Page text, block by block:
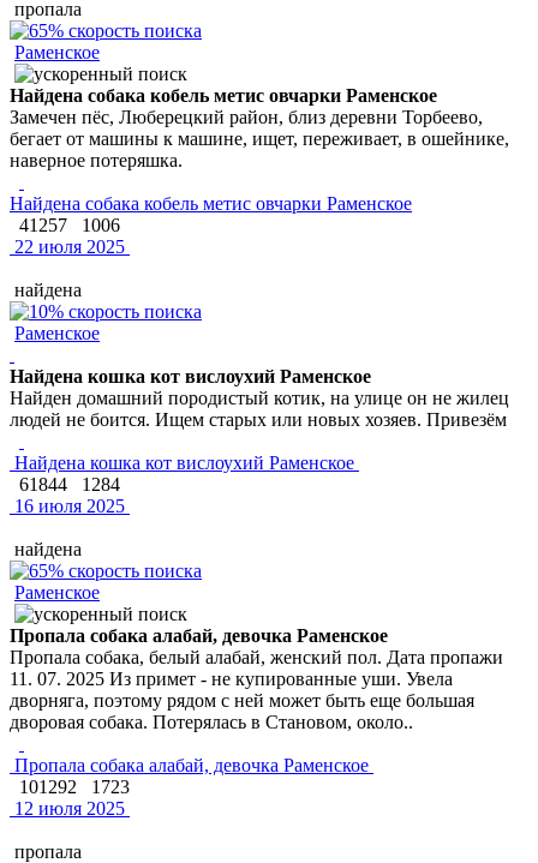
пропала
Раменское
Найдена собака кобель метис овчарки Раменское
Замечен пёс, Люберецкий район, близ деревни Торбеево,
бегает от машины к машине, ищет, переживает, в ошейнике,
наверное потеряшка.
Найдена собака кобель метис овчарки Раменское
41257
1006
22 июля 2025
найдена
Раменское
Найдена кошка кот вислоухий Раменское
Найден домашний породистый котик, на улице он не жилец
людей не боится. Ищем старых или новых хозяев. Привезём
Найдена кошка кот вислоухий Раменское
61844
1284
16 июля 2025
найдена
Раменское
Пропала собака алабай, девочка Раменское
Пропала собака, белый алабай, женский пол. Дата пропажи
11. 07. 2025 Из примет - не купированные уши. Увела
дворняга, поэтому рядом с ней может быть еще большая
дворовая собака. Потерялась в Становом, около..
Пропала собака алабай, девочка Раменское
101292
1723
12 июля 2025
пропала